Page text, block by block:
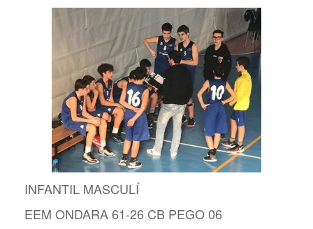
INFANTIL MASCULÍ
EEM ONDARA 61-26 CB PEGO 06